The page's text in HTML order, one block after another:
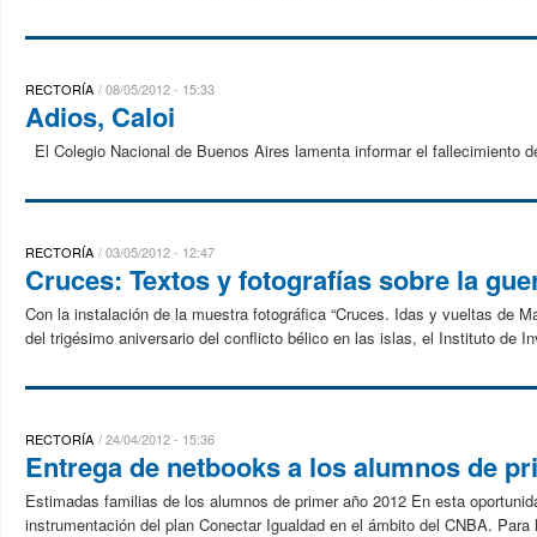
RECTORÍA 08/05/2012 - 15:33
Adios, Caloi
El Colegio Nacional de Buenos Aires lamenta informar el fallecimiento
RECTORÍA 03/05/2012 - 12:47
Cruces: Textos y fotografías sobre la
Con la instalación de la muestra fotográfica “Cruces. Idas y vueltas de
del trigésimo aniversario del conflicto bélico en las islas, el Instituto de
RECTORÍA 24/04/2012 - 15:36
Entrega de netbooks a los alumnos de
Estimadas familias de los alumnos de primer año 2012 En esta
instrumentación del plan Conectar Igualdad en el ámbito del CNBA.